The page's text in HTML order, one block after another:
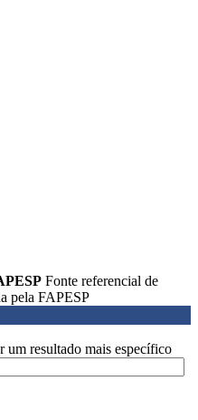
Fonte referencial de
pela FAPESP
um resultado mais específico